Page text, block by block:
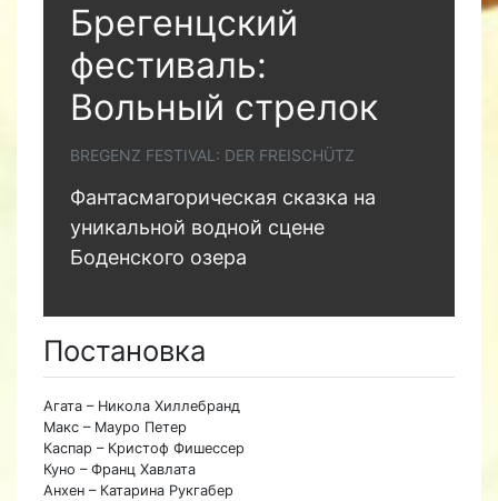
Брегенцский
фестиваль:
Вольный стрелок
BREGENZ FESTIVAL: DER FREISCHÜTZ
Фантасмагорическая сказка на
уникальной водной сцене
Боденского озера
Постановка
Агата – Никола Хиллебранд
Макс – Мауро Петер
Каспар – Кристоф Фишессер
Куно – Франц Хавлата
Анхен – Катарина Рукгабер